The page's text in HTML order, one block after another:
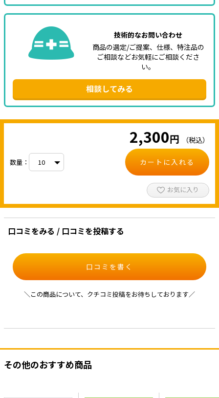
技術的なお問い合わせ
商品の選定/ご提案、仕様、特注品の
ご相談などお気軽にご相談くださ
い。
相談してみる
2,300円 （税込）
数量： カートに入れる
お気に入り
口コミをみる / 口コミを投稿する
口コミを書く
＼この商品について、クチコミ投稿をお待ちしております／
その他のおすすめ商品